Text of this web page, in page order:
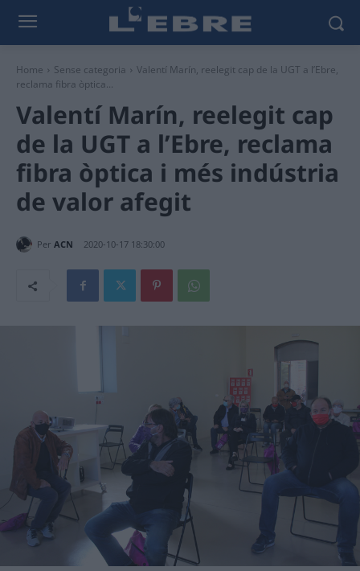
Home Sense categoria
Valentí Marín, reelegit cap de la UGT a l’Ebre,
reclama fibra òptica...
Valentí Marín, reelegit cap
de la UGT a l’Ebre, reclama
fibra òptica i més indústria
de valor afegit
Per ACN 2020-10-17 18:30:00